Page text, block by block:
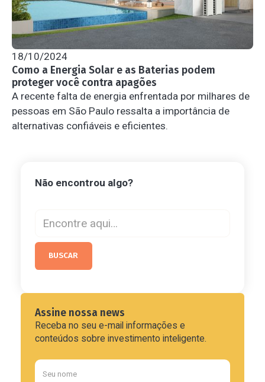
18/10/2024
Como a Energia Solar e as Baterias podem
proteger você contra apagões
A recente falta de energia enfrentada por milhares de
pessoas em São Paulo ressalta a importância de
alternativas confiáveis e eficientes.
Não encontrou algo?
Assine nossa news
Receba no seu e-mail informações e
conteúdos sobre investimento inteligente.